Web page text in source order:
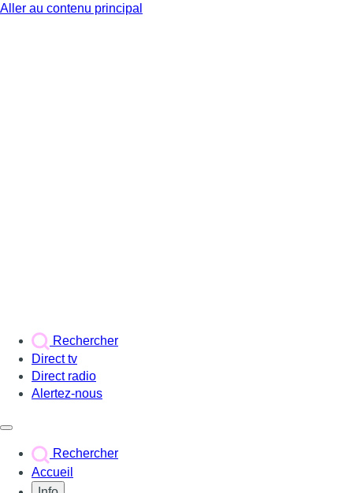
Aller au contenu principal
Rechercher
Direct tv
Direct radio
Alertez-nous
Rechercher
Accueil